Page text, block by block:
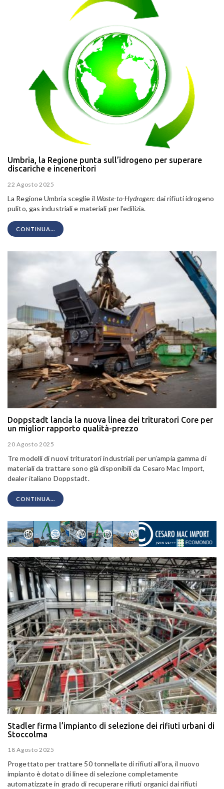
Umbria, la Regione punta sull’idrogeno per superare
discariche e inceneritori
22 Agosto 2025
La Regione Umbria sceglie il Waste-to-Hydrogen: dai rifiuti idrogeno
pulito, gas industriali e materiali per l’edilizia.
CONTINUA...
Doppstadt lancia la nuova linea dei trituratori Core per
un miglior rapporto qualità-prezzo
20 Agosto 2025
Tre modelli di nuovi trituratori industriali per un’ampia gamma di
materiali da trattare sono già disponibili da Cesaro Mac Import,
dealer italiano Doppstadt.
CONTINUA...
Stadler firma l’impianto di selezione dei rifiuti urbani di
Stoccolma
18 Agosto 2025
Progettato per trattare 50 tonnellate di rifiuti all’ora, il nuovo
impianto è dotato di linee di selezione completamente
automatizzate in grado di recuperare rifiuti organici dai rifiuti